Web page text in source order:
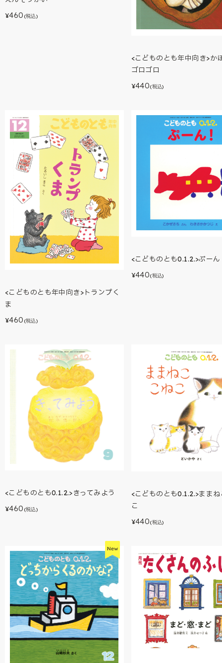
¥460 (税込)
<こどものとも年中向き>か
ゴロゴロ
¥440(税込)
<こどものとも年中向き>トランプく
ま
¥460 (税込)
<こどものとも0.1.2.>ぷーん
¥440(税込)
<こどものとも0.1.2.>きってみよう
¥460 (税込)
<こどものとも0.1.2.>まま
こ
¥440(税込)